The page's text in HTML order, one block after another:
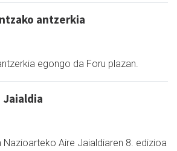
antzerkia
egongo da Foru plazan.
Jaialdia
Nazioarteko Aire Jaialdiaren 8. edizioa